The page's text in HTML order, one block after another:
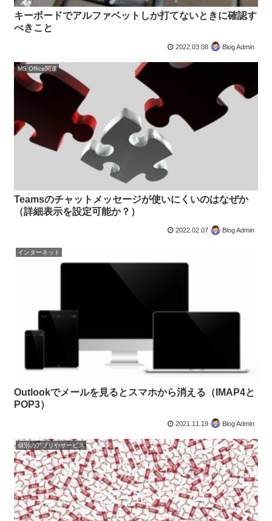
キーボードでアルファベットしか打てないときに確認す
べきこと
2022.03.08 Blog Admin
MS Office関連
Teamsのチャットメッセージが使いにくいのはなぜか
（詳細表示を設定可能か？）
2022.02.07 Blog Admin
インターネット
Outlookでメールを見るとスマホから消える（IMAP4と
POP3）
2021.11.19 Blog Admin
個別のアプリやサービス